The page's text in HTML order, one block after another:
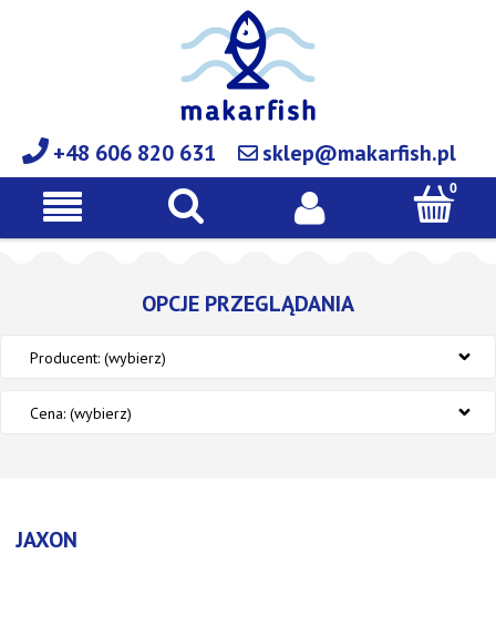
+48 606 820 631 sklep@makarfish.pl
OPCJE PRZEGLĄDANIA
Producent: (wybierz)
Cena: (wybierz)
JAXON